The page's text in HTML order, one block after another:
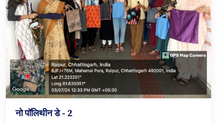
नो पॉलिथीन डे - 2